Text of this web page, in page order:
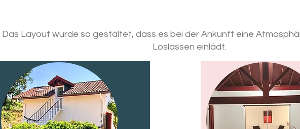
Das Layout wurde so gestaltet, dass es bei der Ankunft eine
Loslassen einlädt.